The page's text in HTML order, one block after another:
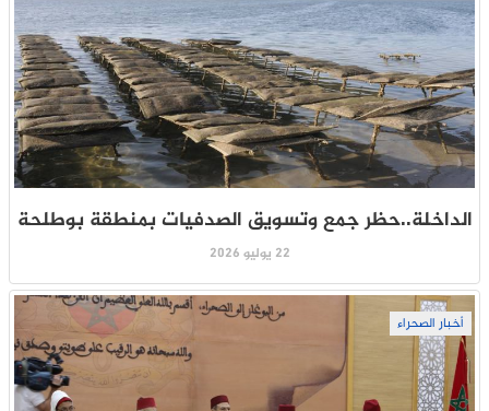
الداخلة..حظر جمع وتسويق الصدفيات بمنطقة بوطلحة
22 يوليو 2026
أخبار الصحراء